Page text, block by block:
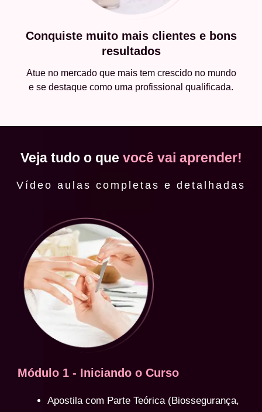
Conquiste muito mais clientes e bons
resultados
Atue no mercado que mais tem crescido no mundo
e se destaque como uma profissional qualificada.
Veja tudo o que você vai aprender!
Vídeo aulas completas e detalhadas
Módulo 1 - Iniciando o Curso
Apostila com Parte Teórica (Biossegurança,